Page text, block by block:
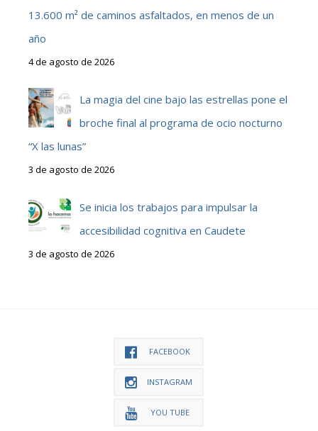
13.600 m² de caminos asfaltados, en menos de un
año
4 de agosto de 2026
La magia del cine bajo las estrellas pone el
broche final al programa de ocio nocturno
“X las lunas”
3 de agosto de 2026
Se inicia los trabajos para impulsar la
accesibilidad cognitiva en Caudete
3 de agosto de 2026
FACEBOOK
INSTAGRAM
YOU TUBE